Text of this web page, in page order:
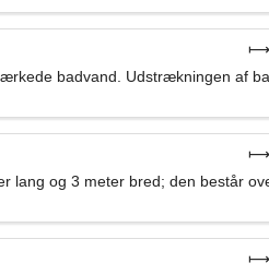
⟼
badvand. Udstrækningen af
⟼
lang og 3 meter bred; den består
⟼